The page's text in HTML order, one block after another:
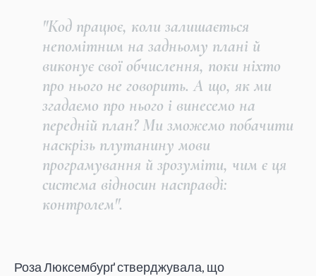
"Код працює, коли залишається
непомітним на задньому плані й
виконує свої обчислення, поки ніхто
про нього не говорить. А що, як ми
згадаємо про нього і винесемо на
передній план? Ми зможемо побачити
наскрізь плутанину мови
програмування й зрозуміти, чим є ця
система відносин насправді:
контролем".
Роза Люксембурґ стверджувала, що